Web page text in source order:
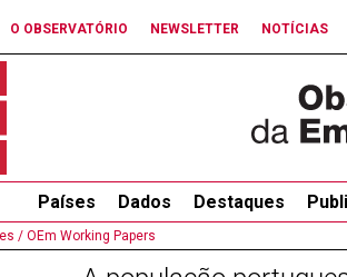
O OBSERVATÓRIO NEWSLETTER NOTÍCIAS
Países Dados Destaques
/ OEm Working Papers